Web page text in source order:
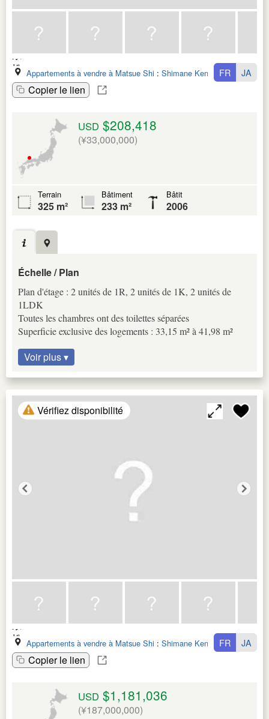
Appartements à vendre à Matsue Shi : Shimane Ken
Copier le lien
FR JA
USD $208,418
(¥33,000,000)
Terrain
325 m²
Bâtiment
233 m²
Bâtit
2006
Échelle / Plan
Plan d'étage : 2 unités de 1R, 2 unités de 1K, 2 unités de
1LDK
Toutes les chambres ont des toilettes séparées
Superficie exclusive des logements : 33,15 m² à 41,98 m²
Voir plus ▾
Vérifiez disponibilité
Appartements à vendre à Matsue Shi : Shimane Ken
Copier le lien
FR JA
USD $1,181,036
(¥187,000,000)